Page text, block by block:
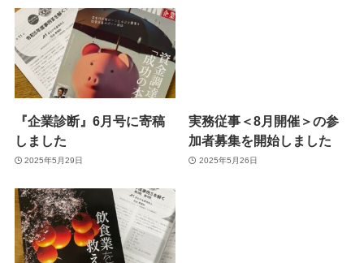
『企業診断』6月号に寄稿
しました
2025年5月29日
実務従事＜8月開催＞の参
加者募集を開始しました
2025年5月26日